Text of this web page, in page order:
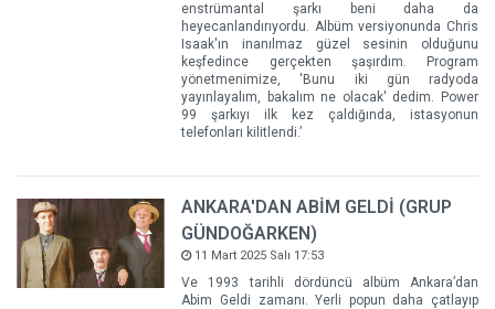
enstrümantal şarkı beni daha da
heyecanlandırıyordu. Albüm versiyonunda Chris
Isaak'ın inanılmaz güzel sesinin olduğunu
keşfedince gerçekten şaşırdım. Program
yönetmenimize, 'Bunu iki gün radyoda
yayınlayalım, bakalım ne olacak' dedim. Power
99 şarkıyı ilk kez çaldığında, istasyonun
telefonları kilitlendi.’
ANKARA'DAN ABİM GELDİ (GRUP
GÜNDOĞARKEN)
11 Mart 2025 Salı 17:53
Ve 1993 tarihli dördüncü albüm Ankara’dan
Abim Geldi zamanı. Yerli popun daha çatlayıp